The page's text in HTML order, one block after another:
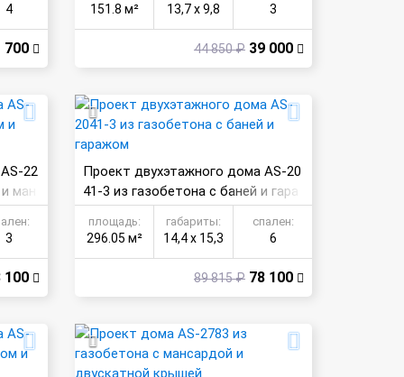
4
700
151.8 м² 13,7 х 9,8 3
44 850 ₽ 39 000
22
ман
3
100
Проект двухэтажного дома AS-20
41-3 из газобетона с баней и гара
жом
площадь:
296.05 м²
габариты:
14,4 х 15,3
спален:
6
89 815 ₽ 78 100